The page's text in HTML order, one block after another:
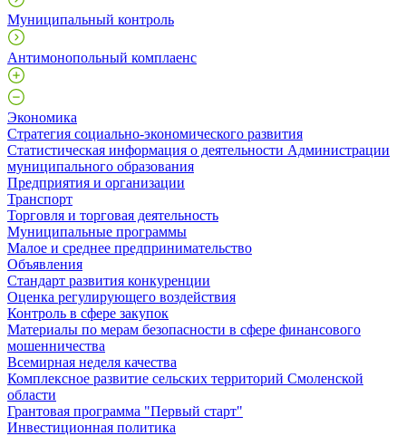
Муниципальный контроль
Антимонопольный комплаенс
Экономика
Стратегия социально-экономического развития
Статистическая информация о деятельности Администрации
муниципального образования
Предприятия и организации
Транспорт
Торговля и торговая деятельность
Муниципальные программы
Малое и среднее предпринимательство
Объявления
Стандарт развития конкуренции
Оценка регулирующего воздействия
Контроль в сфере закупок
Материалы по мерам безопасности в сфере финансового
мошенничества
Всемирная неделя качества
Комплексное развитие сельских территорий Смоленской
области
Грантовая программа "Первый старт"
Инвестиционная политика